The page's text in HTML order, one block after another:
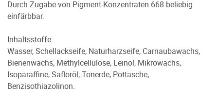
Durch Zugabe von Pigment-Konzentraten 668 beliebig
einfärbbar.
Inhaltsstoffe:
Wasser, Schellackseife, Naturharzseife, Carnaubawachs,
Bienenwachs, Methylcellulose, Leinöl, Mikrowachs,
Isoparaffine, Safloröl, Tonerde, Pottasche,
Benzisothiazolinon.